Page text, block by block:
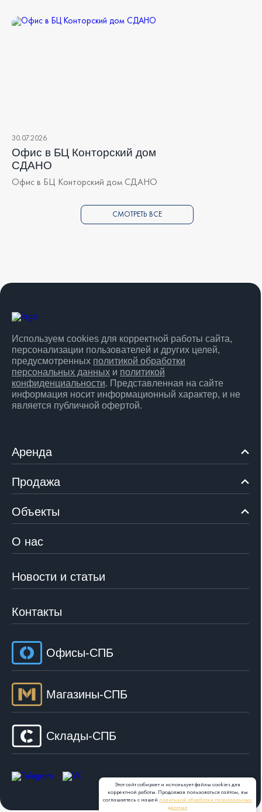
30.07.2026
Офис в БЦ Конторский дом
СДАНО
Офис в БЦ Конторский дом СДАНО
СМОТРЕТЬ ВСЕ
Используем cookies для корректной работы сайта,
персонализации пользователей и других целей,
предусмотренных политикой обработки
персональных данных и политикой
конфиденциальности. Представленная на сайте
информация носит информационный характер, и не
является публичной офертой.
Аренда
Продажа
Объекты
О нас
Новости и статьи
Контакты
Офисы-СПБ
Магазины-СПБ
Склады-СПБ
Этот сайт собирает и использует файлы cookies для
корректной работы. Продолжая пользоваться сайтом, вы
соглашаетесь с нашей политикой обработки персональных
данных